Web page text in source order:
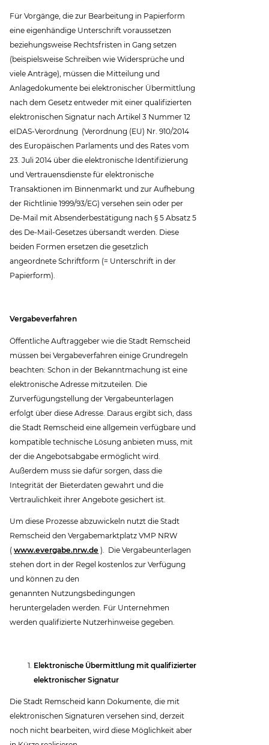
Für Vorgänge, die zur Bearbeitung in Papierform
eine eigenhändige Unterschrift voraussetzen
beziehungsweise Rechtsfristen in Gang setzen
(beispielsweise Schreiben wie Widersprüche und
viele Anträge), müssen die Mitteilung und
Anlagedokumente bei elektronischer Übermittlung
nach dem Gesetz entweder mit einer qualifizierten
elektronischen Signatur nach Artikel 3 Nummer 12
eIDAS-Verordnung (Verordnung (EU) Nr. 910/2014
des Europäischen Parlaments und des Rates vom
23. Juli 2014 über die elektronische Identifizierung
und Vertrauensdienste für elektronische
Transaktionen im Binnenmarkt und zur Aufhebung
der Richtlinie 1999/93/EG) versehen sein oder per
De-Mail mit Absenderbestätigung nach § 5 Absatz 5
des De-Mail-Gesetzes übersandt werden. Diese
beiden Formen ersetzen die gesetzlich
angeordnete Schriftform (= Unterschrift in der
Papierform).
Vergabeverfahren
Öffentliche Auftraggeber wie die Stadt Remscheid
müssen bei Vergabeverfahren einige Grundregeln
beachten: Schon in der Bekanntmachung ist eine
elektronische Adresse mitzuteilen. Die
Zurverfügungstellung der Vergabeunterlagen
erfolgt über diese Adresse. Daraus ergibt sich, dass
die Stadt Remscheid eine allgemein verfügbare und
kompatible technische Lösung anbieten muss, mit
der die Angebotsabgabe ermöglicht wird.
Außerdem muss sie dafür sorgen, dass die
Integrität der Bieterdaten gewahrt und die
Vertraulichkeit ihrer Angebote gesichert ist.
Um diese Prozesse abzuwickeln nutzt die Stadt
Remscheid den Vergabemarktplatz VMP NRW
( www.evergabe.nrw.de ). Die Vergabeunterlagen
stehen dort in der Regel kostenlos zur Verfügung
und können zu den
genannten Nutzungsbedingungen
heruntergeladen werden. Für Unternehmen
werden qualifizierte Nutzerhinweise gegeben.
Elektronische Übermittlung mit qualifizierter
elektronischer Signatur
Die Stadt Remscheid kann Dokumente, die mit
elektronischen Signaturen versehen sind, derzeit
noch nicht bearbeiten, wird diese Möglichkeit aber